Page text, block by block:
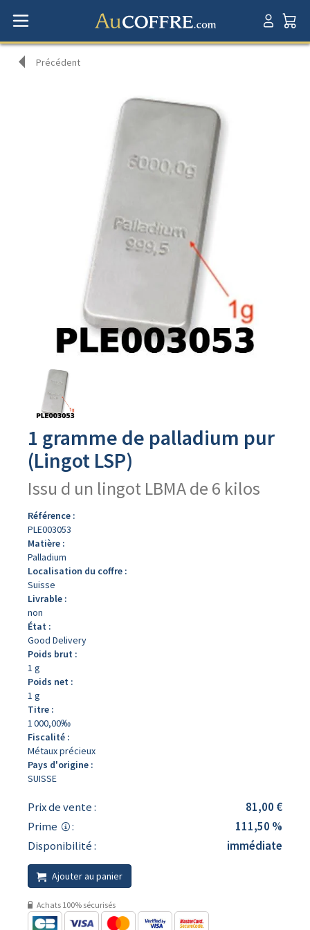
Précédent
produit
1 gramme de palladium pur
(Lingot LSP)
Issu d un lingot LBMA de 6 kilos
Référence :
PLE003053
Matière :
Palladium
Localisation du coffre :
Suisse
Livrable :
non
État :
Good Delivery
Poids brut :
1 g
Poids net :
1 g
Titre :
1 000,00‰
Fiscalité :
Métaux précieux
Pays d'origine :
SUISSE
Prix de vente :
81,00 €
Prime
:
111,50 %
Disponibilité :
immédiate
Ajouter au panier
Achats 100% sécurisés